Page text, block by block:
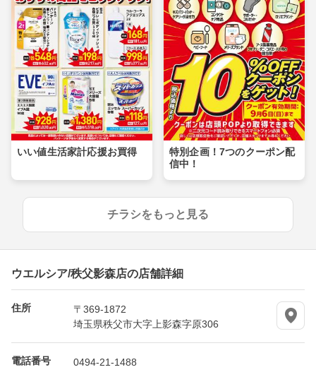
いい値生活家計応援お買得
特別企画！7つのクーポン配
信中！
チラシをもっと見る
ウエルシア/秩父影森店の店舗詳細
住所
〒369-1872
埼玉県秩父市大字上影森字原306
電話番号 0494-21-1488